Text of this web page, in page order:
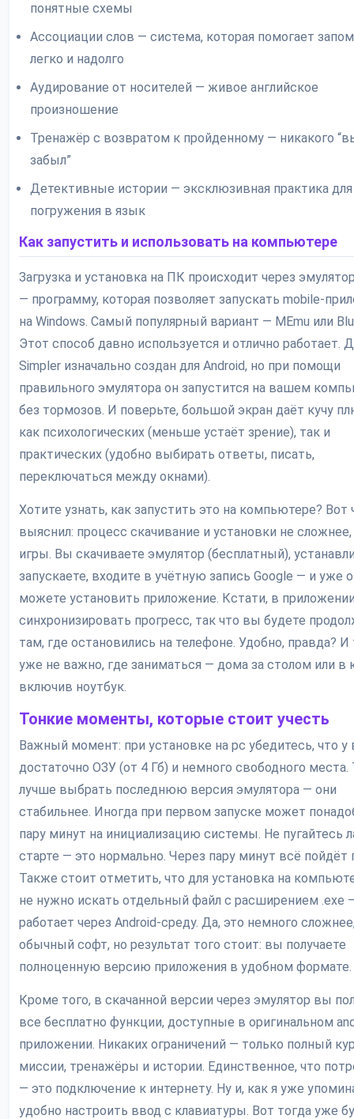
понятные схемы
Ассоциации слов — система, которая помогает
легко и надолго
Аудирование от носителей — живое английское
произношение
Тренажёр с возвратом к пройденному — никакого
забыл”
Детективные истории — эксклюзивная практика для
погружения в язык
Как запустить и использовать на компьютере
Загрузка и установка на ПК происходит через
— программу, которая позволяет запускать mobile-
на Windows. Самый популярный вариант — MEmu или
Этот способ давно используется и отлично работает.
Simpler изначально создан для Android, но при помощи
правильного эмулятора он запустится на вашем
без тормозов. И поверьте, большой экран даёт кучу
как психологических (меньше устаёт зрение), так и
практических (удобно выбирать ответы, писать,
переключаться между окнами).
Хотите узнать, как запустить это на компьютере? Вот
выяснил: процесс скачивание и установки не
игры. Вы скачиваете эмулятор (бесплатный),
запускаете, входите в учётную запись Google — и уже
можете установить приложение. Кстати, в
синхронизировать прогресс, так что вы будете
там, где остановились на телефоне. Удобно, правда? И
уже не важно, где заниматься — дома за столом или в
включив ноутбук.
Тонкие моменты, которые стоит учесть
Важный момент: при установке на pc убедитесь, что у
достаточно ОЗУ (от 4 Гб) и немного свободного
лучше выбрать последнюю версия эмулятора — они
стабильнее. Иногда при первом запуске может
пару минут на инициализацию системы. Не пугайтесь
старте — это нормально. Через пару минут всё пойдёт
Также стоит отметить, что для установка на
не нужно искать отдельный файл с расширением .exe
работает через Android-среду. Да, это немного
обычный софт, но результат того стоит: вы получаете
полноценную версию приложения в удобном формате.
Кроме того, в скачанной версии через эмулятор вы
все бесплатно функции, доступные в оригинальном
приложении. Никаких ограничений — только полный
миссии, тренажёры и истории. Единственное, что
— это подключение к интернету. Ну и, как я уже
удобно настроить ввод с клавиатуры. Вот тогда уже